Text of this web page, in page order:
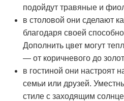
подойдут травяные и
в столовой они сделают
благодаря своей
Дополнить цвет могут
— от коричневого до
в гостиной они настроят
семьи или друзей.
стиле с заходящим